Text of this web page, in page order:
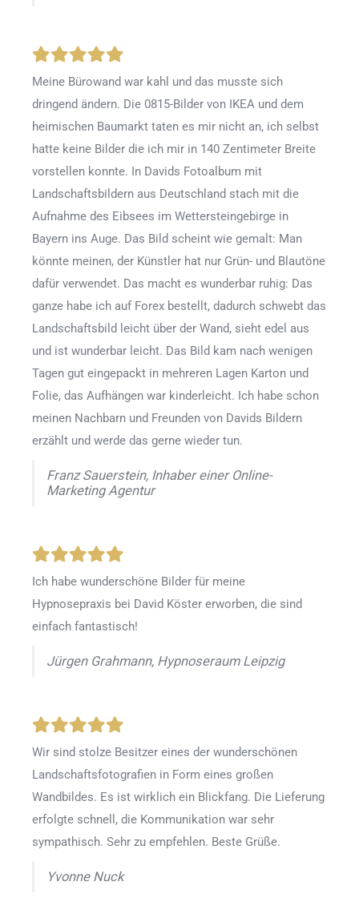
Meine Bürowand war kahl und das musste sich
dringend ändern. Die 0815-Bilder von IKEA und dem
heimischen Baumarkt taten es mir nicht an, ich selbst
hatte keine Bilder die ich mir in 140 Zentimeter Breite
vorstellen konnte. In Davids Fotoalbum mit
Landschaftsbildern aus Deutschland stach mit die
Aufnahme des Eibsees im Wettersteingebirge in
Bayern ins Auge. Das Bild scheint wie gemalt: Man
könnte meinen, der Künstler hat nur Grün- und Blautöne
dafür verwendet. Das macht es wunderbar ruhig: Das
ganze habe ich auf Forex bestellt, dadurch schwebt das
Landschaftsbild leicht über der Wand, sieht edel aus
und ist wunderbar leicht. Das Bild kam nach wenigen
Tagen gut eingepackt in mehreren Lagen Karton und
Folie, das Aufhängen war kinderleicht. Ich habe schon
meinen Nachbarn und Freunden von Davids Bildern
erzählt und werde das gerne wieder tun.
Franz Sauerstein, Inhaber einer Online-
Marketing Agentur
Ich habe wunderschöne Bilder für meine
Hypnosepraxis bei David Köster erworben, die sind
einfach fantastisch!
Jürgen Grahmann, Hypnoseraum Leipzig
Wir sind stolze Besitzer eines der wunderschönen
Landschaftsfotografien in Form eines großen
Wandbildes. Es ist wirklich ein Blickfang. Die Lieferung
erfolgte schnell, die Kommunikation war sehr
sympathisch. Sehr zu empfehlen. Beste Grüße.
Yvonne Nuck